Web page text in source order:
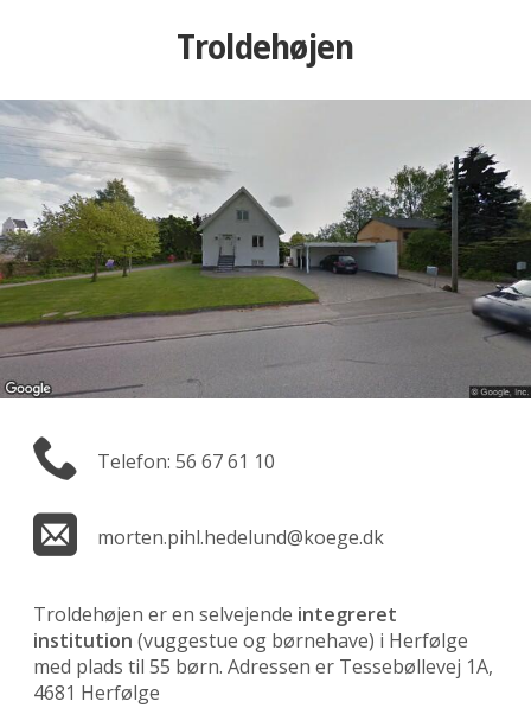
Troldehøjen
Telefon: 56 67 61 10
morten.pihl.hedelund@koege.dk
Troldehøjen er en selvejende integreret
institution (vuggestue og børnehave) i Herfølge
med plads til 55 børn. Adressen er Tessebøllevej 1A,
4681 Herfølge